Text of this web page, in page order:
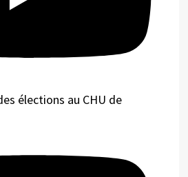
élections au CHU de